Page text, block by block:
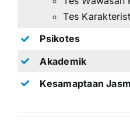
Tes
Psikotes
Akademik
Kesamaptaan